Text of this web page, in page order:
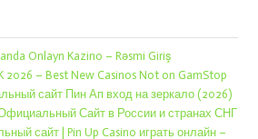
Onlayn Kazino – Rəsmi Giriş
2026 – Best New Casinos Not on GamStop
сайт Пин Ап вход на зеркало (2026)
Сайт в России и странах СНГ
сайт | Pin Up Casino играть онлайн –